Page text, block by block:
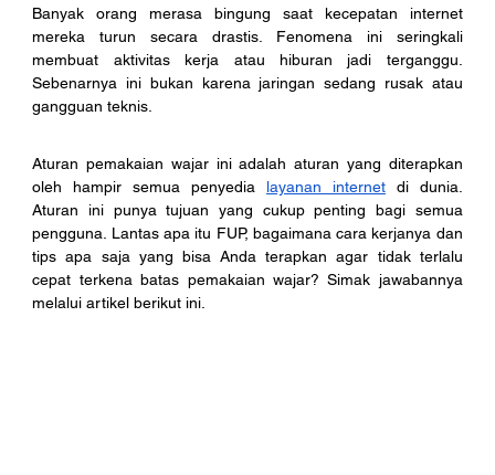
Banyak orang merasa bingung saat kecepatan internet
mereka turun secara drastis. Fenomena ini seringkali
membuat aktivitas kerja atau hiburan jadi terganggu.
Sebenarnya ini bukan karena jaringan sedang rusak atau
gangguan teknis.
Aturan pemakaian wajar ini adalah aturan yang diterapkan
oleh hampir semua penyedia layanan internet di dunia.
Aturan ini punya tujuan yang cukup penting bagi semua
pengguna. Lantas apa itu FUP, bagaimana cara kerjanya dan
tips apa saja yang bisa Anda terapkan agar tidak terlalu
cepat terkena batas pemakaian wajar? Simak jawabannya
melalui artikel berikut ini.